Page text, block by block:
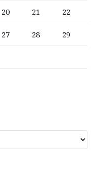
20 21 22
27 28 29